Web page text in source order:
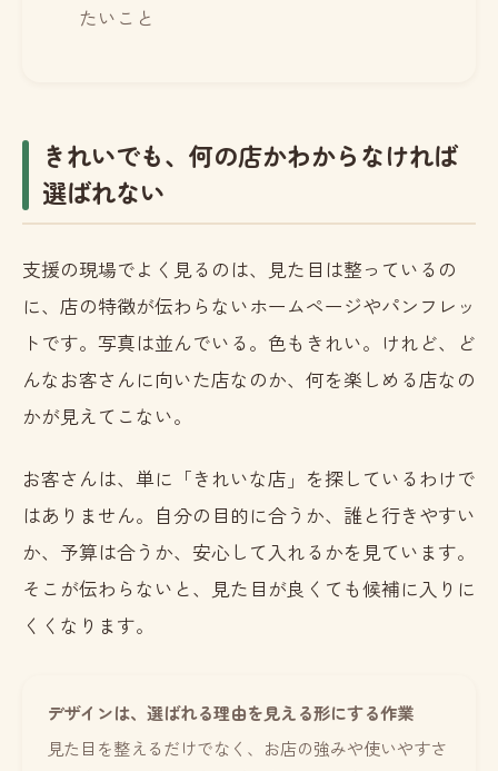
たいこと
きれいでも、何の店かわからなければ
選ばれない
支援の現場でよく見るのは、見た目は整っているの
に、店の特徴が伝わらないホームページやパンフレッ
トです。写真は並んでいる。色もきれい。けれど、ど
んなお客さんに向いた店なのか、何を楽しめる店なの
かが見えてこない。
お客さんは、単に「きれいな店」を探しているわけで
はありません。自分の目的に合うか、誰と行きやすい
か、予算は合うか、安心して入れるかを見ています。
そこが伝わらないと、見た目が良くても候補に入りに
くくなります。
デザインは、選ばれる理由を見える形にする作業
見た目を整えるだけでなく、お店の強みや使いやすさ